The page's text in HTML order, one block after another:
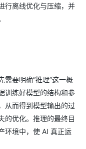
行离线优化与压缩，并
需要明确“推理”这一概
训练好模型的结构和参
从而得到模型输出的过
的优化。推理的最终目
环境中，使 AI 真正运